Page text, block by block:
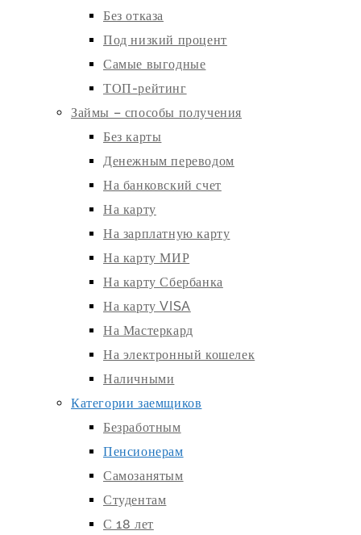
Без отказа
Под низкий процент
Самые выгодные
ТОП-рейтинг
Займы – способы получения
Без карты
Денежным переводом
На банковский счет
На карту
На зарплатную карту
На карту МИР
На карту Сбербанка
На карту VISA
На Мастеркард
На электронный кошелек
Наличными
Категории заемщиков
Безработным
Пенсионерам
Самозанятым
Студентам
С 18 лет